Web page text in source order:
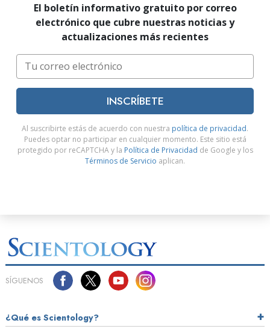
El boletín informativo gratuito por correo
electrónico que cubre nuestras noticias y
actualizaciones más recientes
INSCRÍBETE
Al suscribirte estás de acuerdo con nuestra política de privacidad.
Puedes optar no participar en cualquier momento. Este sitio está
protegido por reCAPTCHA y la Política de Privacidad de Google y los
Términos de Servicio aplican.
SÍGUENOS
¿Qué es Scientology?